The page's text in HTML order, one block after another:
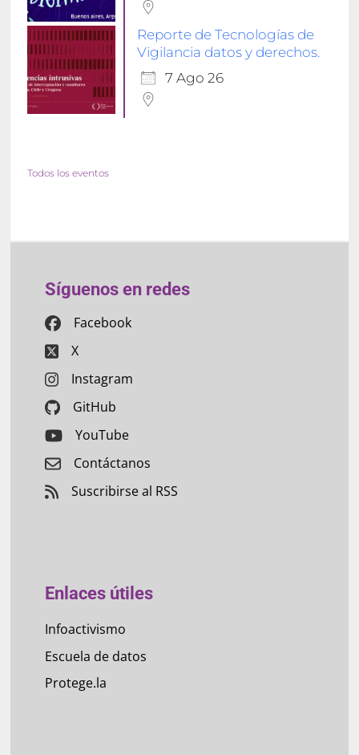
Reporte de Tecnologías de
Vigilancia datos y derechos.
7 Ago 26
Todos los eventos
Síguenos en redes
Facebook
X
Instagram
GitHub
YouTube
Contáctanos
Suscribirse al RSS
Enlaces útiles
Infoactivismo
Escuela de datos
Protege.la